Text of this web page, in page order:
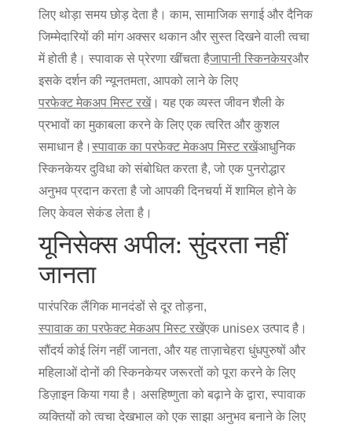
लिए थोड़ा समय छोड़ देता है। काम, सामाजिक सगाई और दैनिक
जिम्मेदारियों की मांग अक्सर थकान और सुस्त दिखने वाली त्वचा
में होती है। स्पावाक से प्रेरणा खींचता हैजापानी स्किनकेयरऔर
इसके दर्शन की न्यूनतमता, आपको लाने के लिए
परफेक्ट मेकअप मिस्ट रखें। यह एक व्यस्त जीवन शैली के
प्रभावों का मुकाबला करने के लिए एक त्वरित और कुशल
समाधान है। स्पावाक का परफेक्ट मेकअप मिस्ट रखेंआधुनिक
स्किनकेयर दुविधा को संबोधित करता है, जो एक पुनरोद्धार
अनुभव प्रदान करता है जो आपकी दिनचर्या में शामिल होने के
लिए केवल सेकंड लेता है।
यूनिसेक्स अपील: सुंदरता नहीं
जानता
पारंपरिक लैंगिक मानदंडों से दूर तोड़ना,
स्पावाक का परफेक्ट मेकअप मिस्ट रखेंएक unisex उत्पाद है।
सौंदर्य कोई लिंग नहीं जानता, और यह ताज़ाचेहरा धुंधपुरुषों और
महिलाओं दोनों की स्किनकेयर जरूरतों को पूरा करने के लिए
डिज़ाइन किया गया है। असहिष्णुता को बढ़ाने के द्वारा, स्पावाक
व्यक्तियों को त्वचा देखभाल को एक साझा अनुभव बनाने के लिए